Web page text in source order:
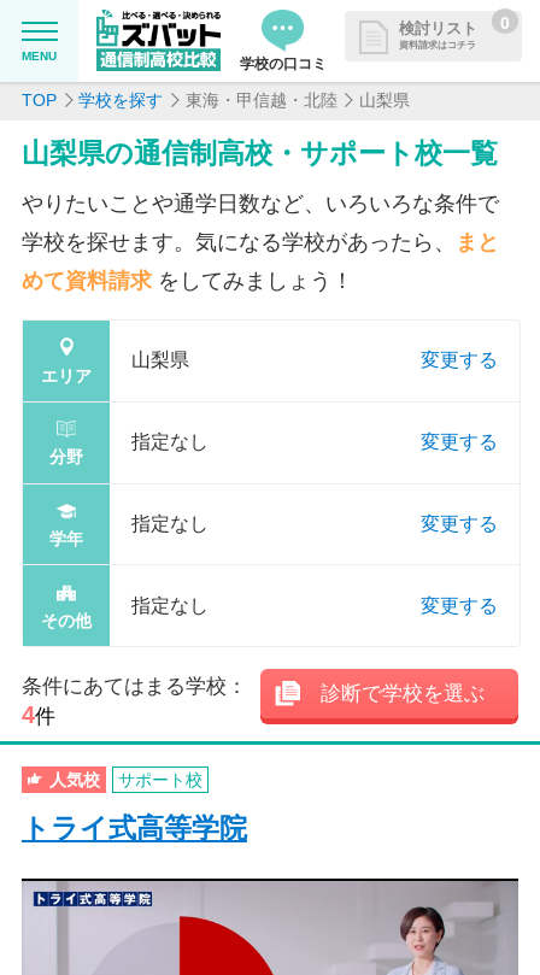
MENU 学校の口コミ
検討リスト
資料請求はコチラ
0
追加した学校を一覧で確認・まと
MENU
学校を探したい
通信制高校について知りたい
よくある質問
掲載を希望される学校様へ
TOP 学校を探す 東海・甲信越・北陸 山梨県
山梨県の通信制高校・サポート校一覧
やりたいことや通学日数など、いろいろな条件で
学校を探せます。気になる学校があったら、
まと
めて資料請求をしてみましょう！
エリア
山梨県 変更する
分野
指定なし 変更する
学年
指定なし 変更する
その他
指定なし 変更する
条件にあてはまる学校：
4件
診断で学校を選ぶ
人気校 サポート校
トライ式高等学院